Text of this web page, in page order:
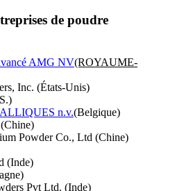
de poudre
AMG NV(ROYAUME-
Inc. (États-Unis)
n.v.(Belgique)
Powder Co., Ltd (Chine)
(Inde)
Pvt Ltd. (Inde)